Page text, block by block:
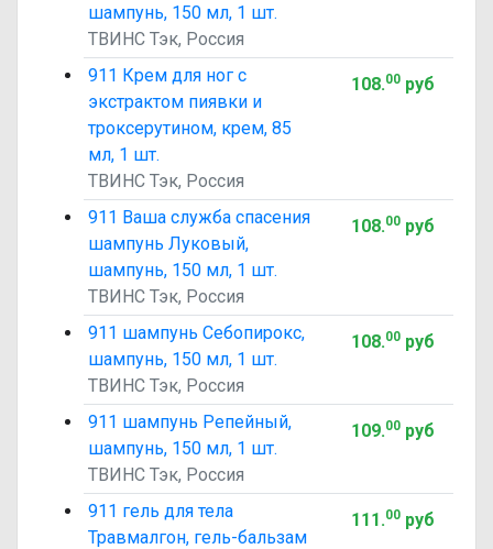
шампунь, 150 мл, 1 шт.
ТВИНС Тэк, Россия
911 Крем для ног с
экстрактом пиявки и
троксерутином, крем, 85
мл, 1 шт.
ТВИНС Тэк, Россия
108.00руб
911 Ваша служба спасения
шампунь Луковый,
шампунь, 150 мл, 1 шт.
ТВИНС Тэк, Россия
108.00руб
911 шампунь Себопирокс,
шампунь, 150 мл, 1 шт.
ТВИНС Тэк, Россия
108.00руб
911 шампунь Репейный,
шампунь, 150 мл, 1 шт.
ТВИНС Тэк, Россия
109.00руб
911 гель для тела
Травмалгон, гель-бальзам
111.00руб